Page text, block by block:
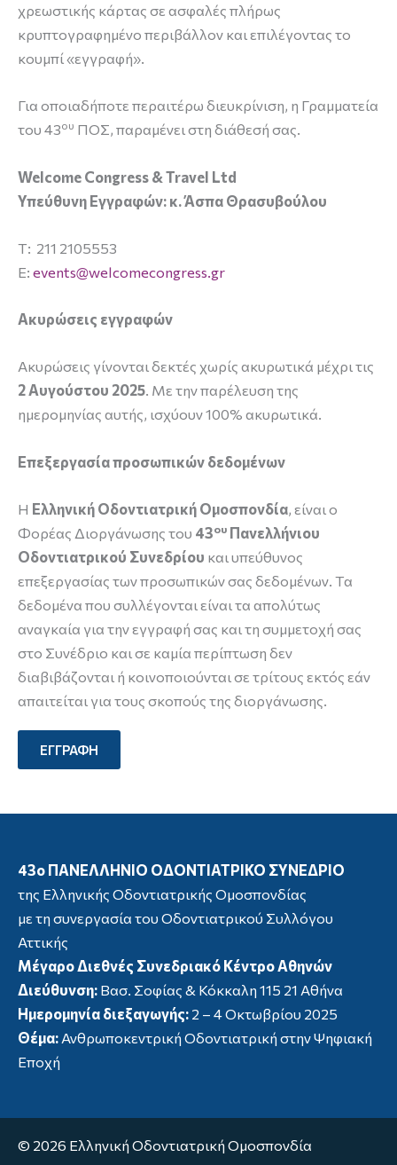
χρεωστικής κάρτας σε ασφαλές πλήρως
κρυπτογραφημένο περιβάλλον και επιλέγοντας το
κουμπί «εγγραφή».
Για οποιαδήποτε περαιτέρω διευκρίνιση, η Γραμματεία
του 43ου ΠΟΣ, παραμένει στη διάθεσή σας.
Welcome Congress & Travel Ltd
Υπεύθυνη Εγγραφών: κ. Άσπα Θρασυβούλου
T: 211 2105553
E: events@welcomecongress gr
Ακυρώσεις εγγραφών
Ακυρώσεις γίνονται δεκτές χωρίς ακυρωτικά μέχρι τις
2 Αυγούστου 2025. Με την παρέλευση της
ημερομηνίας αυτής, ισχύουν 100% ακυρωτικά.
Επεξεργασία προσωπικών δεδομένων
Η Ελληνική Οδοντιατρική Ομοσπονδία, είναι ο
Φορέας Διοργάνωσης του 43ου Πανελλήνιου
Οδοντιατρικού Συνεδρίου και υπεύθυνος
επεξεργασίας των προσωπικών σας δεδομένων. Τα
δεδομένα που συλλέγονται είναι τα απολύτως
αναγκαία για την εγγραφή σας και τη συμμετοχή σας
στο Συνέδριο και σε καμία περίπτωση δεν
διαβιβάζονται ή κοινοποιούνται σε τρίτους εκτός εάν
απαιτείται για τους σκοπούς της διοργάνωσης.
ΕΓΓΡΑΦΗ
43ο ΠΑΝΕΛΛΗΝΙΟ ΟΔΟΝΤΙΑΤΡΙΚΟ ΣΥΝΕΔΡΙΟ
της Ελληνικής Οδοντιατρικής Ομοσπονδίας
με τη συνεργασία του Οδοντιατρικού Συλλόγου
Αττικής
Μέγαρο Διεθνές Συνεδριακό Κέντρο Αθηνών
Διεύθυνση: Βασ. Σοφίας & Κόκκαλη 115 21 Αθήνα
Ημερομηνία διεξαγωγής: 2 – 4 Οκτωβρίου 2025
Θέμα: Ανθρωποκεντρική Οδοντιατρική στην Ψηφιακή
Εποχή
© 2026 Ελληνική Οδοντιατρική Ομοσπονδία